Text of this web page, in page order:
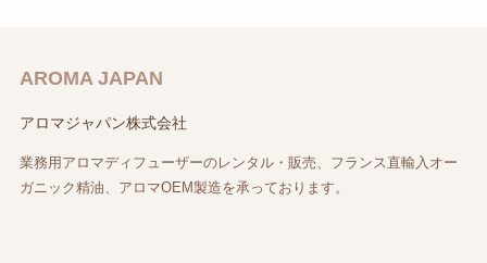
AROMA JAPAN
アロマジャパン株式会社
業務用アロマディフューザーのレンタル・販売、フランス直輸入オー
ガニック精油、アロマOEM製造を承っております。